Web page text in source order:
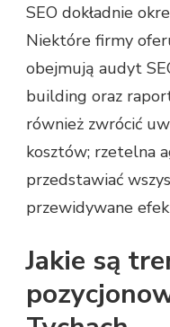
SEO dokładnie
Niektóre firmy
obejmują audyt
building oraz
również zwrócić
kosztów; rzetelna
przedstawiać
przewidywane
Jakie są